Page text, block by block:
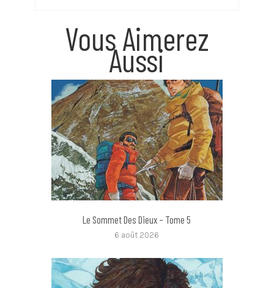
Vous Aimerez
Aussi
Le Sommet Des Dieux – Tome 5
6 août 2026